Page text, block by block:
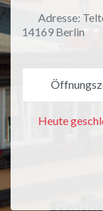
Adresse:
14169 Berlin
Heute